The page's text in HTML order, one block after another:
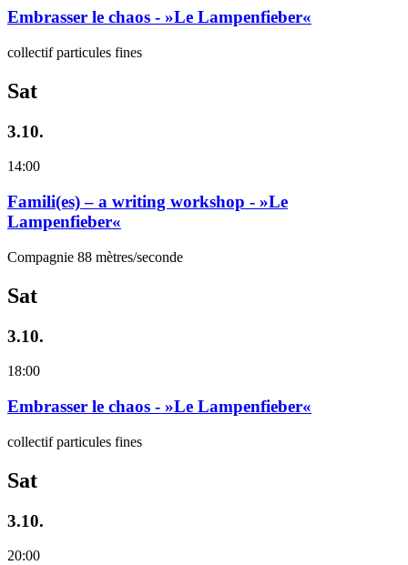
Embrasser le chaos - »Le Lampenfieber«
collectif particules fines
Sat
3.10.
14:00
Famili(es) – a writing workshop - »Le
Lampenfieber«
Compagnie 88 mètres/seconde
Sat
3.10.
18:00
Embrasser le chaos - »Le Lampenfieber«
collectif particules fines
Sat
3.10.
20:00